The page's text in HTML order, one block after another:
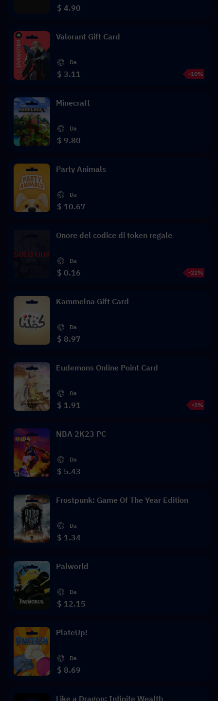
$ 4.90
Valorant Gift Card
Da
$ 3.11 -10%
Minecraft
Da
$ 9.80
Party Animals
Da
$ 10.67
SOLD OUT
Onore del codice di token regale
Da
$ 0.16 -22%
Kammelna Gift Card
Da
$ 8.97
Eudemons Online Point Card
Da
$ 1.91 -5%
NBA 2K23 PC
Da
$ 5.43
Frostpunk: Game Of The Year Edition
Da
$ 1.34
Palworld
Da
$ 12.15
PlateUp!
Da
$ 8.69
Like a Dragon: Infinite Wealth